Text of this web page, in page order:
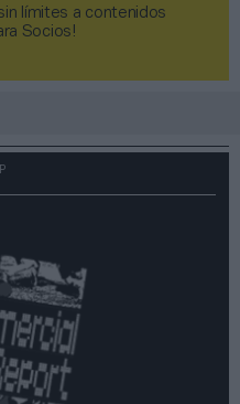
límites a contenidos
Socios!​​​​​​​